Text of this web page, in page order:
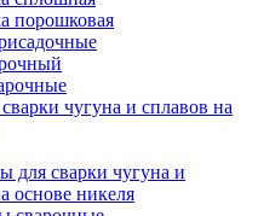
порошковая
чугуна и сплавов на
для сварки чугуна и
основе никеля